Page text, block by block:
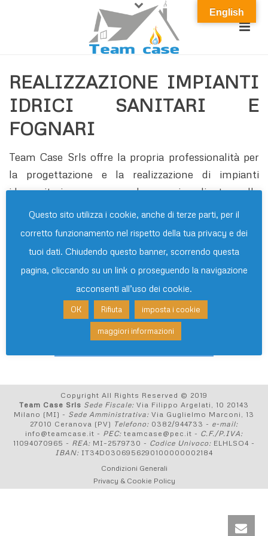
REALIZZAZIONE IMPIANTI
IDRICI SANITARI E
FOGNARI
Team Case Srls offre la propria professionalità per
la progettazione e la realizzazione di impianti
idrosanitari,accompagnando ogni cliente alla
realizzazione dell’impianto idrosanitario da mettere
Realizziamo soluzioni con la formula “Chiavi in
Mano”, con impianti curati in ogni sua parte, dal
contatore alle singole utenze sanitarie.
Guarda la gallery dei lavori eseguiti
Copyright All Rights Reserved © 2019
Team Case Srls Sede Fiscale: Via Filippo Argelati, 10 20143
Milano (MI) - Sede Amministrativa: Via Guglielmo Marconi, 13
27010 Ceranova (PV) Telefono: 0382/944733 - e-mail:
info@teamcase.it - PEC: teamcase@pec.it - C.F./P.IVA:
11094070965 - REA: MI–2579730 - Codice Univoco: ELHLSO4 -
IBAN: IT34D0306956290100000002184
Condizioni Generali
Privacy & Cookie Policy
Questo sito utilizza i cookie, anche di terze parti, per il
corretto funzionamento nel rispetto della tua privacy e dei
tuoi dati. Chiudendo questo banner, scorrendo questa
pagina, cliccando su un link o proseguendo la navigazione
acconsenti all’uso dei cookie.
OK Rifiuta imposta i cookie
maggiori informazioni
English